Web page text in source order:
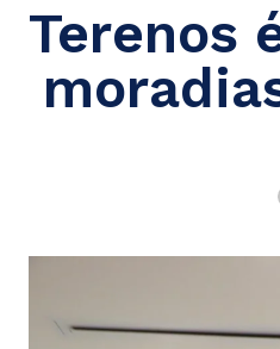
Terenos